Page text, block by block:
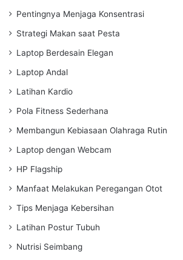
Pentingnya Menjaga Konsentrasi
Strategi Makan saat Pesta
Laptop Berdesain Elegan
Laptop Andal
Latihan Kardio
Pola Fitness Sederhana
Membangun Kebiasaan Olahraga Rutin
Laptop dengan Webcam
HP Flagship
Manfaat Melakukan Peregangan Otot
Tips Menjaga Kebersihan
Latihan Postur Tubuh
Nutrisi Seimbang